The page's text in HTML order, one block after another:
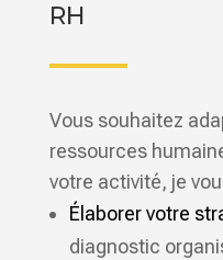
RH
Vous souhaitez
ressources
votre activité, je
Élaborer votre
diagnostic